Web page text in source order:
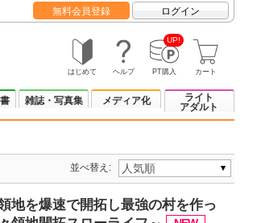
無料会員登録 ログイン
はじめて ヘルプ
UP!
PT購入 カート
雑誌・写真集 メディア化
ライト
アダルト
並べ替え:
地を爆速で開拓し最強の村を作っ